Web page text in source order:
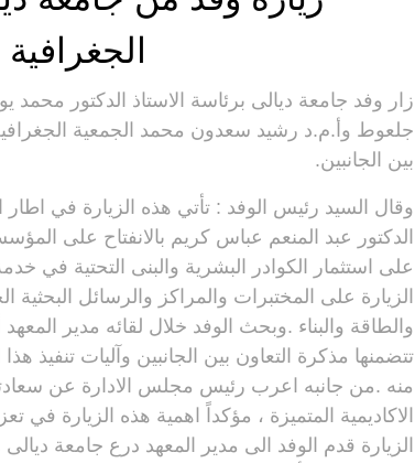
زار وفد جامعة ديالى برئاسة الاستاذ الدكتور
جلعوط وأ.م.د رشيد سعدون محمد الجمعية الجغرافية
بين الجانبين.
وقال السيد رئيس الوفد : تأتي هذه الزيارة في اطار
الدكتور عبد المنعم عباس كريم بالانفتاح على
على استثمار الكوادر البشرية والبنى التحتية في
الزيارة على المختبرات والمراكز والرسائل البحثية
والطاقة والبناء .وبحث الوفد خلال لقائه مدير
تتضمنها مذكرة التعاون بين الجانبين وآليات تنفيذ
منه .من جانبه اعرب رئيس مجلس الادارة عن
الاكاديمية المتميزة ، مؤكداً اهمية هذه الزيارة في
الزيارة قدم الوفد الى مدير المعهد درع جامعة